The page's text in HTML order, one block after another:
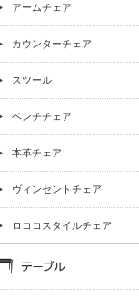
アームチェア
カウンターチェア
スツール
ベンチチェア
本革チェア
ヴィンセントチェア
ロココスタイルチェア